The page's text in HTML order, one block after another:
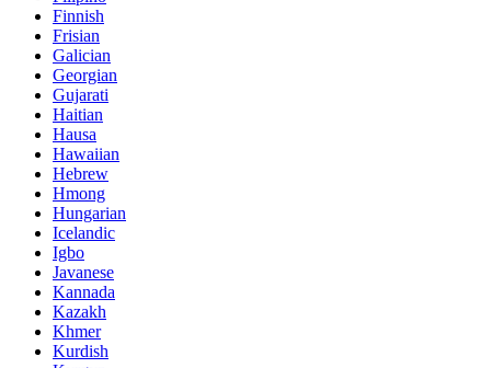
Finnish
Frisian
Galician
Georgian
Gujarati
Haitian
Hausa
Hawaiian
Hebrew
Hmong
Hungarian
Icelandic
Igbo
Javanese
Kannada
Kazakh
Khmer
Kurdish